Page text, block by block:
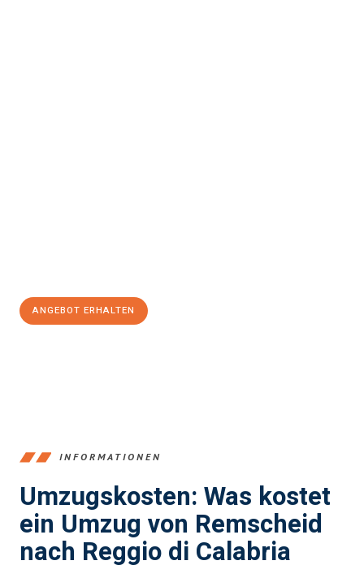
ANGEBOT ERHALTEN
INFORMATIONEN
Umzugskosten: Was kostet
ein Umzug von Remscheid
nach Reggio di Calabria